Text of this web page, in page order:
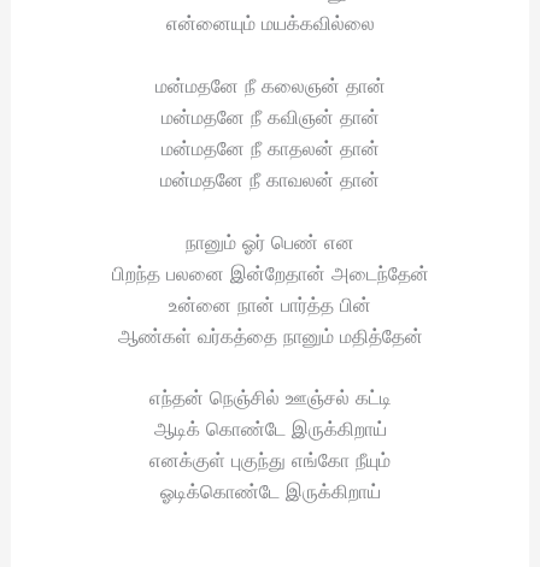
என்னையும் மயக்கவில்லை
மன்மதனே நீ கலைஞன் தான்
மன்மதனே நீ கவிஞன் தான்
மன்மதனே நீ காதலன் தான்
மன்மதனே நீ காவலன் தான்
நானும் ஓர் பெண் என
பிறந்த பலனை இன்றேதான் அடைந்தேன்
உன்னை நான் பார்த்த பின்
ஆண்கள் வர்கத்தை நானும் மதித்தேன்
எந்தன் நெஞ்சில் ஊஞ்சல் கட்டி
ஆடிக் கொண்டே இருக்கிறாய்
எனக்குள் புகுந்து எங்கோ நீயும்
ஓடிக்கொண்டே இருக்கிறாய்